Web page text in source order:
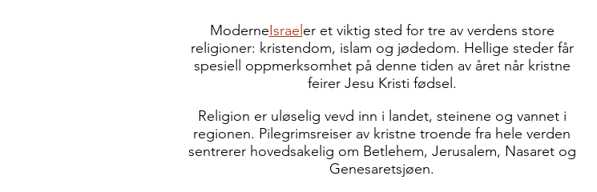
ModerneIsrael er et viktig sted for tre av verdens store
religioner: kristendom, islam og jødedom. Hellige steder får
spesiell oppmerksomhet på denne tiden av året når kristne
feirer Jesu Kristi fødsel.
Religion er uløselig vevd inn i landet, steinene og vannet i
regionen. Pilegrimsreiser av kristne troende fra hele verden
sentrerer hovedsakelig om Betlehem, Jerusalem, Nasaret og
Genesaretsjøen.